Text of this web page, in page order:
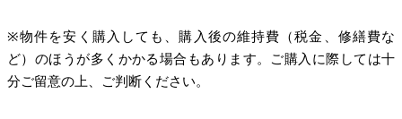
※物件を安く購入しても、購入後の維持費（税金、修繕費な
ど）のほうが多くかかる場合もあります。ご購入に際しては十
分ご留意の上、ご判断ください。